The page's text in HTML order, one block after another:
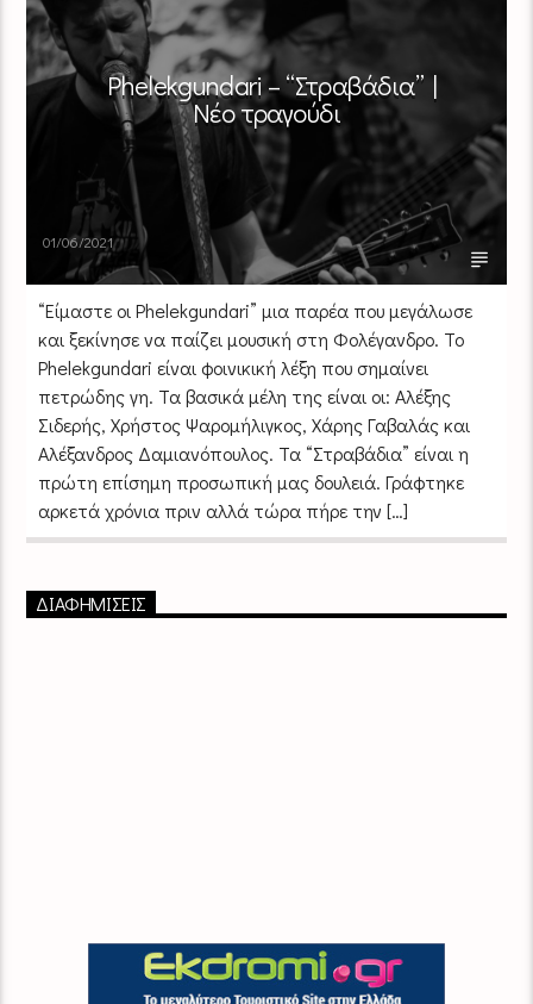
Phelekgundari – “Στραβάδια” |
Νέο τραγούδι
01/06/2021
“Είμαστε οι Phelekgundari” μια παρέα που μεγάλωσε
και ξεκίνησε να παίζει μουσική στη Φολέγανδρο. Το
Phelekgundari είναι φοινικική λέξη που σημαίνει
πετρώδης γη. Τα βασικά μέλη της είναι οι: Αλέξης
Σιδερής, Χρήστος Ψαρομήλιγκος, Χάρης Γαβαλάς και
Αλέξανδρος Δαμιανόπουλος. Τα “Στραβάδια” είναι η
πρώτη επίσημη προσωπική μας δουλειά. Γράφτηκε
αρκετά χρόνια πριν αλλά τώρα πήρε την […]
ΔΙΑΦΗΜΙΣΕΙΣ